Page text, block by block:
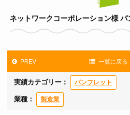
ネットワークコーポレーション様
PREV 一覧に戻る
実績カテゴリー： パンフレット
業種： 製造業